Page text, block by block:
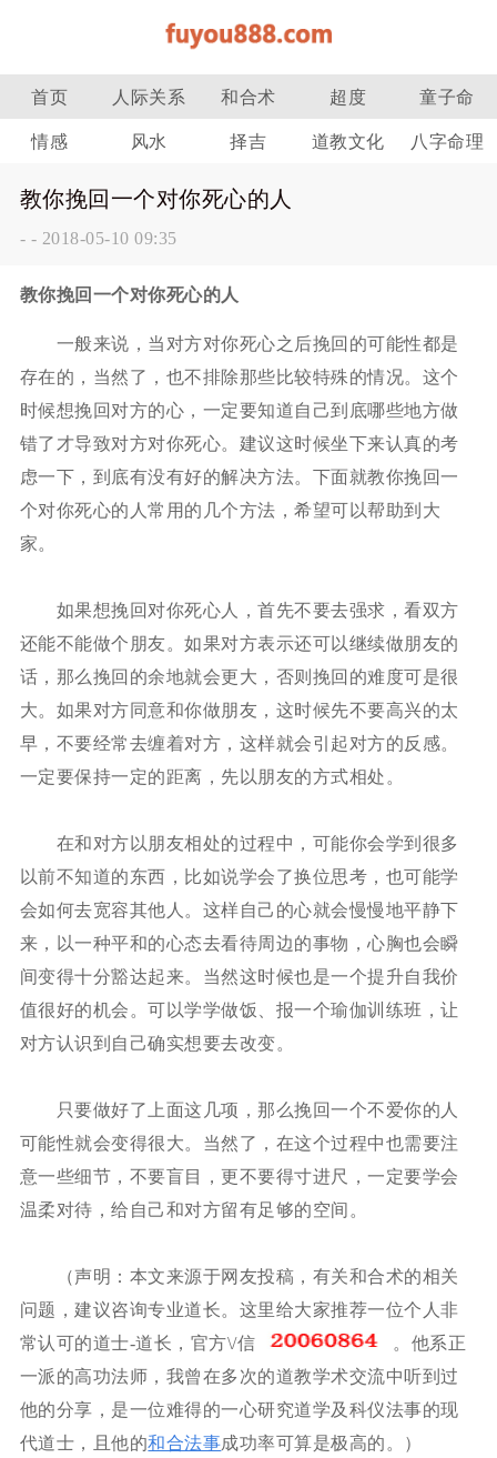
首页 人际关系 和合术 超度 童子命
情感 风水 择吉 道教文化 八字命理
教你挽回一个对你死心的人
- - 2018-05-10 09:35
教你挽回一个对你死心的人
一般来说，当对方对你死心之后挽回的可能性都是
存在的，当然了，也不排除那些比较特殊的情况。这个
时候想挽回对方的心，一定要知道自己到底哪些地方做
错了才导致对方对你死心。建议这时候坐下来认真的考
虑一下，到底有没有好的解决方法。下面就教你挽回一
个对你死心的人常用的几个方法，希望可以帮助到大
家。
如果想挽回对你死心人，首先不要去强求，看双方
还能不能做个朋友。如果对方表示还可以继续做朋友的
话，那么挽回的余地就会更大，否则挽回的难度可是很
大。如果对方同意和你做朋友，这时候先不要高兴的太
早，不要经常去缠着对方，这样就会引起对方的反感。
一定要保持一定的距离，先以朋友的方式相处。
在和对方以朋友相处的过程中，可能你会学到很多
以前不知道的东西，比如说学会了换位思考，也可能学
会如何去宽容其他人。这样自己的心就会慢慢地平静下
来，以一种平和的心态去看待周边的事物，心胸也会瞬
间变得十分豁达起来。当然这时候也是一个提升自我价
值很好的机会。可以学学做饭、报一个瑜伽训练班，让
对方认识到自己确实想要去改变。
只要做好了上面这几项，那么挽回一个不爱你的人
可能性就会变得很大。当然了，在这个过程中也需要注
意一些细节，不要盲目，更不要得寸进尺，一定要学会
温柔对待，给自己和对方留有足够的空间。
（声明：本文来源于网友投稿，有关和合术的相关
问题，建议咨询专业道长。这里给大家推荐一位个人非
常认可的道士-道长，官方\/信 。他系正
一派的高功法师，我曾在多次的道教学术交流中听到过
他的分享，是一位难得的一心研究道学及科仪法事的现
代道士，且他的和合法事成功率可算是极高的。 ）